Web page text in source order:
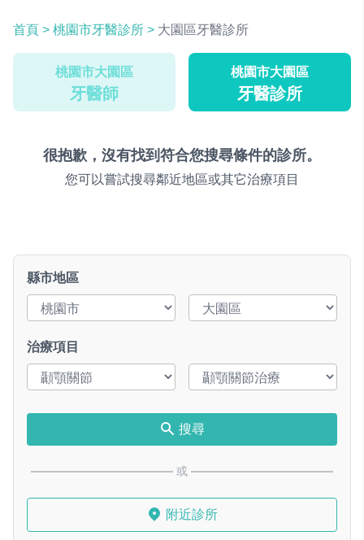
首頁 > 桃園市牙醫診所 > 大園區牙醫診所
桃園市大園區
牙醫師
桃園市大園區
牙醫診所
很抱歉，沒有找到符合您搜尋條件的診所。
您可以嘗試搜尋鄰近地區或其它治療項目
縣市地區
治療項目
搜尋
或
附近診所